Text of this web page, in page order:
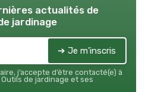
actualités de
jardinage
➔ Je m'inscris
j’accepte d’être contacté(e) à
de jardinage et ses